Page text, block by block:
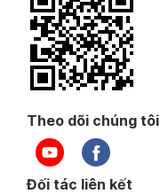
Theo dõi chúng tôi
Đối tác liên kết